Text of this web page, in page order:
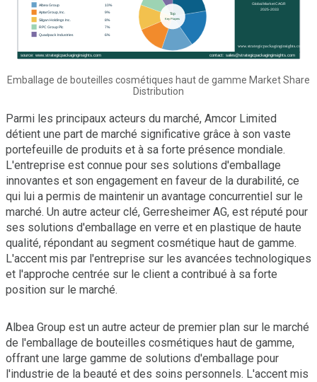
Emballage de bouteilles cosmétiques haut de gamme Market Share
Distribution
Parmi les principaux acteurs du marché, Amcor Limited
détient une part de marché significative grâce à son vaste
portefeuille de produits et à sa forte présence mondiale.
L'entreprise est connue pour ses solutions d'emballage
innovantes et son engagement en faveur de la durabilité, ce
qui lui a permis de maintenir un avantage concurrentiel sur le
marché. Un autre acteur clé, Gerresheimer AG, est réputé pour
ses solutions d'emballage en verre et en plastique de haute
qualité, répondant au segment cosmétique haut de gamme.
L'accent mis par l'entreprise sur les avancées technologiques
et l'approche centrée sur le client a contribué à sa forte
position sur le marché.
Albea Group est un autre acteur de premier plan sur le marché
de l'emballage de bouteilles cosmétiques haut de gamme,
offrant une large gamme de solutions d'emballage pour
l'industrie de la beauté et des soins personnels. L'accent mis